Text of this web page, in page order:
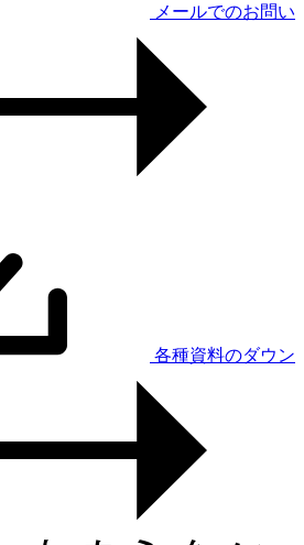
メールでのお問い
各種資料のダウン